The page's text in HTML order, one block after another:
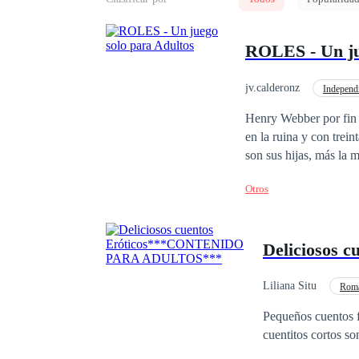
ROLES - Un
jv.calderonz
Henry Webber por fin
en la ruina y con
son sus hijas, más la
empresa de
de cambiar, abrieron
que también debe
importar menos lo
hombre, hasta una
Otros
Deliciosos
Liliana Situ
Pequeños
cuentitos cortos